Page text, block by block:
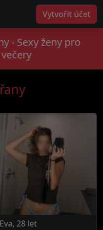
Vytvořit účet
- Sexy ženy pro
Eva, 28 let